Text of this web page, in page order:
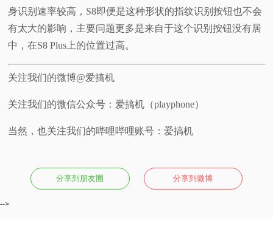
身识别速率较高，S8即便是这种形状的指纹识别按钮也不会
有太大的影响，主要问题更多是来自于这个识别按钮没有居
中，在S8 Plus上的位置过高。
关注我们的微博@爱搞机
关注我们的微信公众号：爱搞机（playphone）
当然，也关注我们的哔哩哔哩账号：爱搞机
分享到朋友圈 分享到微博
-->